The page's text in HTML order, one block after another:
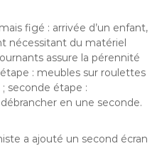
figé : arrivée d’un enfant,
nécessitant du matériel
assure la pérennité
: meubles sur roulettes
seconde étape :
en une seconde.
a ajouté un second écran